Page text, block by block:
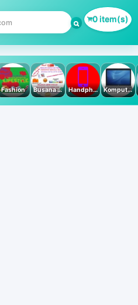
0 item(s)
Fashion Busana Muslim Handphone & Tablet Komputer PC & Laptop